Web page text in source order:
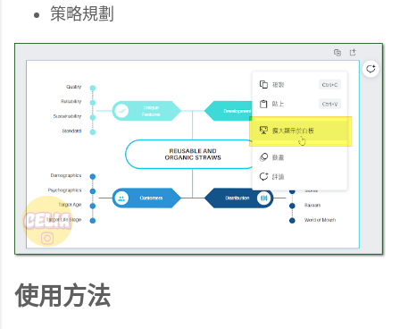
策略規劃
使用方法